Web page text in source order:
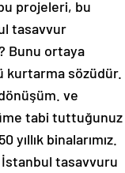
projeleri, bu
tasavvur
Bunu ortaya
kurtarma sözüdür.
ve
tabi tuttuğunuz
binalarımız.
İstanbul tasavvuru